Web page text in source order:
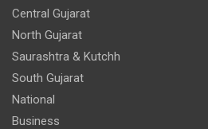
Central Gujarat
North Gujarat
Saurashtra & Kutchh
South Gujarat
National
Business